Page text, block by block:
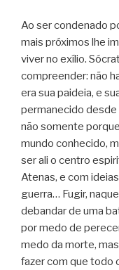
Ao ser condenado
mais próximos lhe
viver no exílio.
compreender: não
era sua paideia, e
permanecido desde
não somente
mundo conhecido,
ser ali o centro
Atenas, e com
guerra… Fugir,
debandar de uma
por medo de
medo da morte,
fazer com que todo